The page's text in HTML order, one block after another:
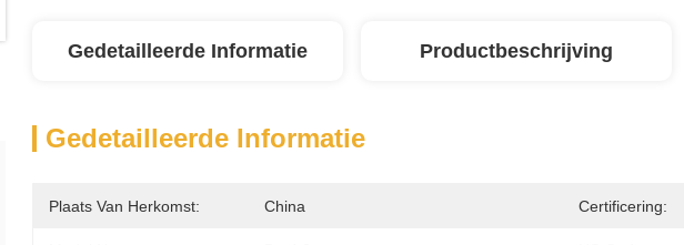
Gedetailleerde Informatie Productbeschrijving
Gedetailleerde Informatie
Plaats Van Herkomst: China Certificering: